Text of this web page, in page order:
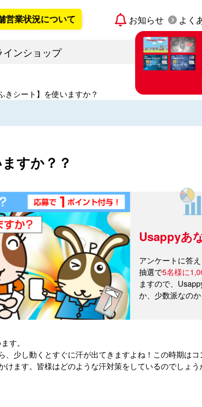
況について 2026年8月7日更新 お知らせ よく
インショップ
すでに宇佐美
カード発行は
きシート】を使いますか？
すか？？
Usappyあ
アンケートに答え
抽選で5名様に
ますので、
か、少数派なの
す。
、少し動くとすぐに汗が出てきますよね！この時期は
ます。皆様はどのような汗対策をしているのでしょう